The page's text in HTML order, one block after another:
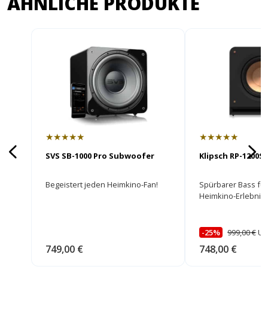
★★★★★
SVS SB-1000 Pro Subwoofer
Begeistert jeden Heimkino-Fan!
749,00 €
★★★★★
Klipsch RP-
Spürbarer Bass
Heimkino-Erlebnis!
-25% 999,00 €
748,00 €